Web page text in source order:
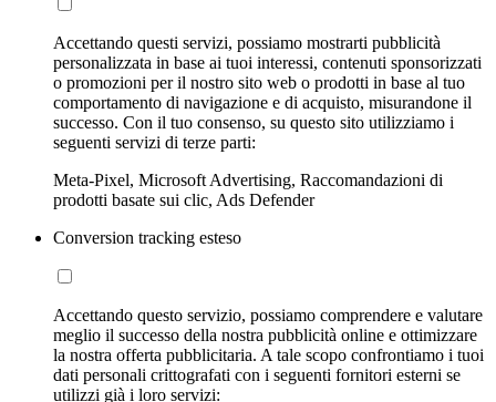
Accettando questi servizi, possiamo mostrarti pubblicità
personalizzata in base ai tuoi interessi, contenuti sponsorizzati
o promozioni per il nostro sito web o prodotti in base al tuo
comportamento di navigazione e di acquisto, misurandone il
successo. Con il tuo consenso, su questo sito utilizziamo i
seguenti servizi di terze parti:
Meta-Pixel, Microsoft Advertising, Raccomandazioni di
prodotti basate sui clic, Ads Defender
Conversion tracking esteso
Accettando questo servizio, possiamo comprendere e valutare
meglio il successo della nostra pubblicità online e ottimizzare
la nostra offerta pubblicitaria. A tale scopo confrontiamo i tuoi
dati personali crittografati con i seguenti fornitori esterni se
utilizzi già i loro servizi: